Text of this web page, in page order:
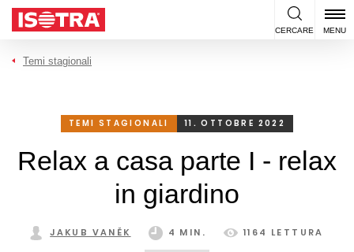
Vai al contenuto
CERCARE MENU
Temi stagionali
TEMI STAGIONALI 11. OTTOBRE 2022
Relax a casa parte I - relax
in giardino
JAKUB VANĚK 4 MIN. 1164 LETTURA